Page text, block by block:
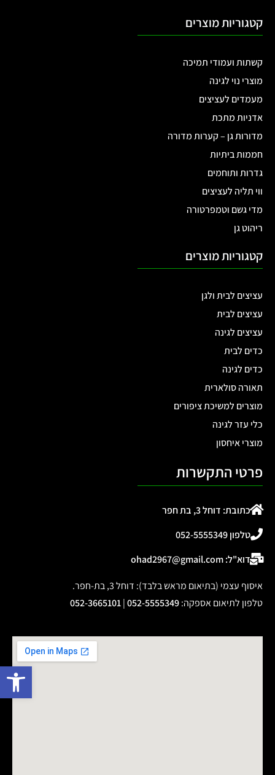
קטגוריות מוצרים
קשתות ועמודי תמיכה
מוצרי נוי לגינה
מעמדים לעציצים
אדניות מתכת
מדורות גן – קערות מדורה
חממות ביתיות
גדרות ותוחמים
ווי תליה לעציצים
מדי גשם וטמפרטורה
ריהוט גן
קטגוריות מוצרים
עציצים לבית ולגן
עציצים לבית
עציצים לגינה
כדים לבית
כדים לגינה
תאורה סולארית
מוצרים למשיכת ציפורים
כלי עזר לגינה
מוצרי איחסון
פרטי התקשרות
כתובת: דוחל 3, בת חפר
טלפון 052-5555349
דוא"ל: ohad2967@gmail.com
איסוף עצמי (בתיאום מראש בלבד): דוחל 3, בת-חפר.
טלפון לתיאום אספקה:
052-5555349
|
052-3665101